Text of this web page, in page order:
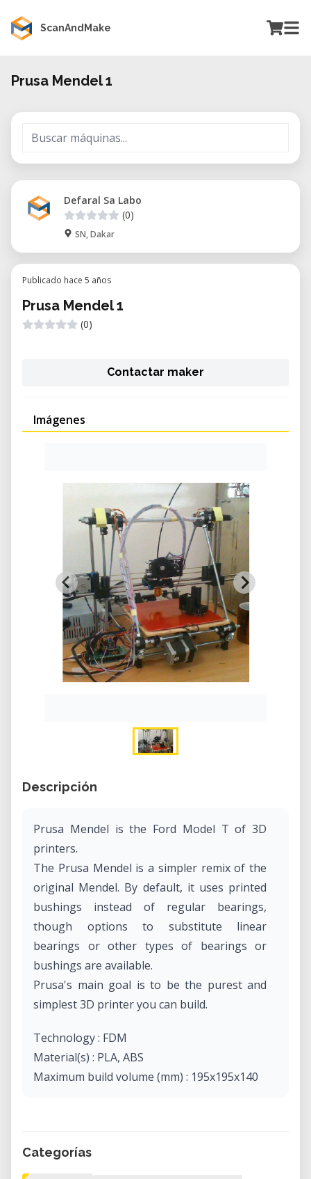
ScanAndMake
Prusa Mendel 1
Defaral Sa Labo
(0)
SN, Dakar
Publicado hace 5 años
Prusa Mendel 1
(0)
Contactar maker
Imágenes
Descripción
Prusa Mendel is the Ford Model T of 3D
printers.
The Prusa Mendel is a simpler remix of the
original Mendel. By default, it uses printed
bushings instead of regular bearings,
though options to substitute linear
bearings or other types of bearings or
bushings are available.
Prusa's main goal is to be the purest and
simplest 3D printer you can build.
Technology : FDM
Material(s) : PLA, ABS
Maximum build volume (mm) : 195x195x140
Categorías